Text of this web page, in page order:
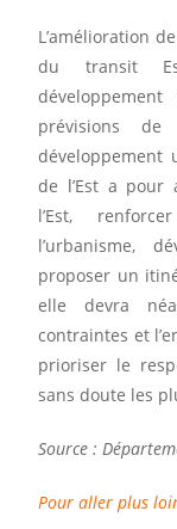
L’amélioration
du transit
prévisions de
développement
de l’Est a pour
l’Est,
l’urbanisme,
proposer un
elle devra
contraintes et
prioriser le
sans doute les
Source :
Pour aller plus